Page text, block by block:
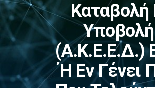
Καταβολή
Υποβολή
(Α.Κ.Ε.Ε.Δ.)
Ή Εν Γένει